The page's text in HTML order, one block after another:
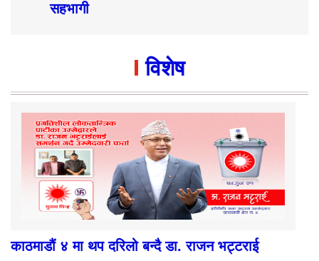
सहभागी
विशेष
काठमाडौं ४ मा थप दरिलो बन्दै डा. राजन भट्टराई